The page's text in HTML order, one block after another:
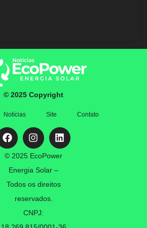
© 2025 Copyright
Notícias Site Contato
© 2025 EcoPower
Energia Solar –
Todos os direitos
reservados.
CNPJ: